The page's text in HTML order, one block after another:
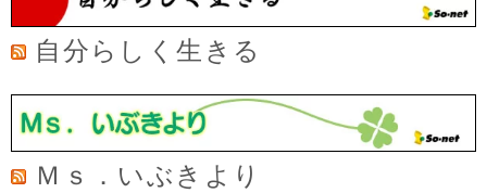
自分らしく生きる
Ｍｓ．いぶきより